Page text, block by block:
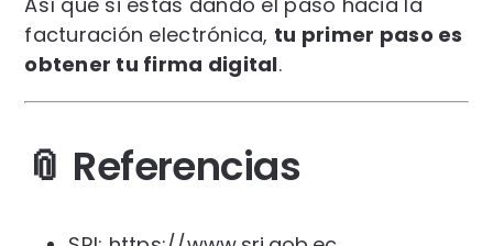
facturación electrónica, tu primer paso es
obtener tu firma digital.
📎 Referencias